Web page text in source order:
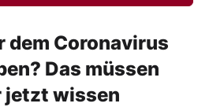
dem Coronavirus
Das müssen
jetzt wissen